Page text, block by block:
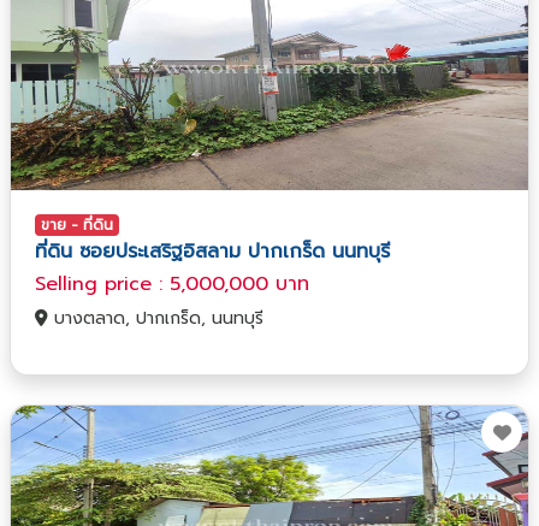
ขาย - ที่ดิน
ที่ดิน ซอยประเสริฐอิสลาม ปากเกร็ด นนทบุรี
Selling price : 5,000,000 บาท
บางตลาด, ปากเกร็ด, นนทบุรี